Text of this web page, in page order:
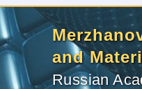
and
Russian